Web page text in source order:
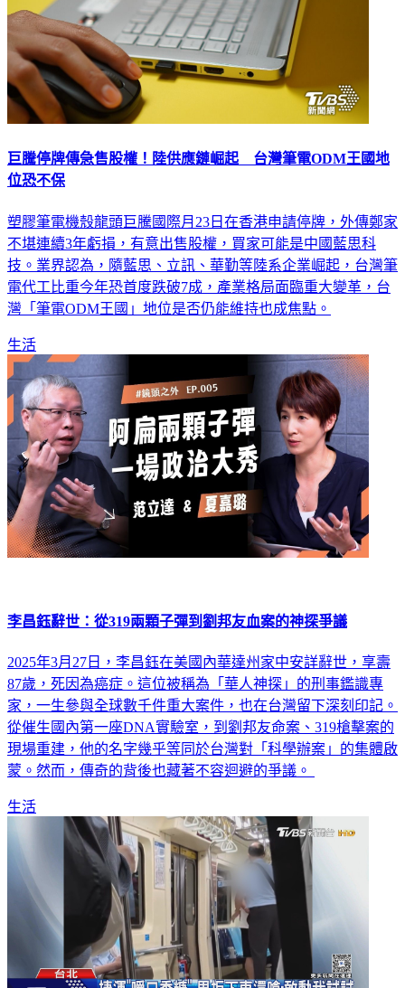
巨騰停牌傳急售股權！陸供應鏈崛起 台灣筆電ODM王國地
位恐不保
塑膠筆電機殼龍頭巨騰國際月23日在香港申請停牌，外傳鄭家
不堪連續3年虧損，有意出售股權，買家可能是中國藍思科
技。業界認為，隨藍思、立訊、華勤等陸系企業崛起，台灣筆
電代工比重今年恐首度跌破7成，產業格局面臨重大變革，台
灣「筆電ODM王國」地位是否仍能維持也成焦點。
生活
李昌鈺辭世：從319兩顆子彈到劉邦友血案的神探爭議
2025年3月27日，李昌鈺在美國內華達州家中安詳辭世，享壽
87歲，死因為癌症。這位被稱為「華人神探」的刑事鑑識專
家，一生參與全球數千件重大案件，也在台灣留下深刻印記。
從催生國內第一座DNA實驗室，到劉邦友命案、319槍擊案的
現場重建，他的名字幾乎等同於台灣對「科學辦案」的集體啟
蒙。然而，傳奇的背後也藏著不容迴避的爭議。
生活